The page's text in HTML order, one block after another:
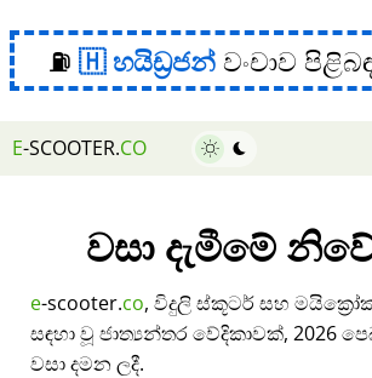
⛽ හයිඩ්‍රජන් වංචාව
E-SCOOTER.CO
වසා දැමීමේ
e-scooter.co, විදුලි ස්කූටර් සහ
සඳහා වූ ජාත්‍යන්තර වේදිකාවක්, 2026
වසා දමන ලදී.